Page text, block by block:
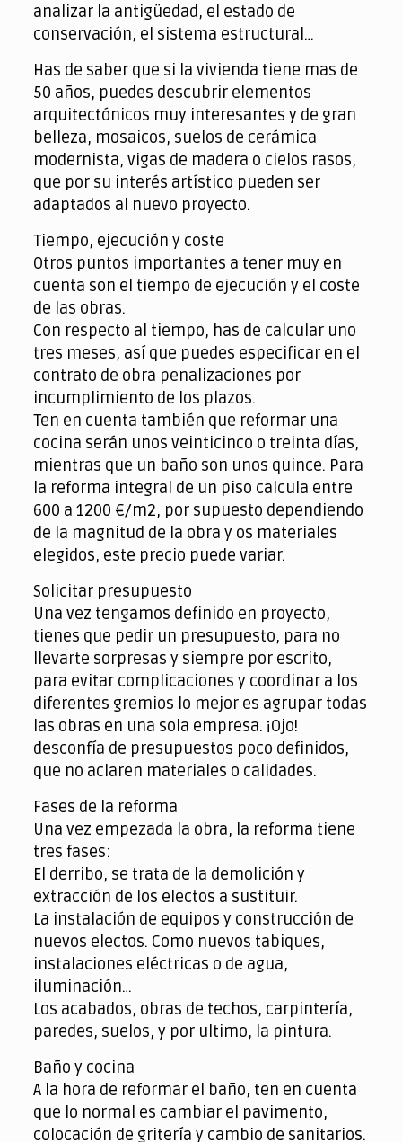
analizar la antigüedad, el estado de
conservación, el sistema estructural…
Has de saber que si la vivienda tiene mas de
50 años, puedes descubrir elementos
arquitectónicos muy interesantes y de gran
belleza, mosaicos, suelos de cerámica
modernista, vigas de madera o cielos rasos,
que por su interés artístico pueden ser
adaptados al nuevo proyecto.
Tiempo, ejecución y coste
Otros puntos importantes a tener muy en
cuenta son el tiempo de ejecución y el coste
de las obras.
Con respecto al tiempo, has de calcular uno
tres meses, así que puedes especificar en el
contrato de obra penalizaciones por
incumplimiento de los plazos.
Ten en cuenta también que reformar una
cocina serán unos veinticinco o treinta días,
mientras que un baño son unos quince. Para
la reforma integral de un piso calcula entre
600 a 1200 €/m2, por supuesto dependiendo
de la magnitud de la obra y os materiales
elegidos, este precio puede variar.
Solicitar presupuesto
Una vez tengamos definido en proyecto,
tienes que pedir un presupuesto, para no
llevarte sorpresas y siempre por escrito,
para evitar complicaciones y coordinar a los
diferentes gremios lo mejor es agrupar todas
las obras en una sola empresa. ¡Ojo!
desconfía de presupuestos poco definidos,
que no aclaren materiales o calidades.
Fases de la reforma
Una vez empezada la obra, la reforma tiene
tres fases:
El derribo, se trata de la demolición y
extracción de los electos a sustituir.
La instalación de equipos y construcción de
nuevos electos. Como nuevos tabiques,
instalaciones eléctricas o de agua,
iluminación…
Los acabados, obras de techos, carpintería,
paredes, suelos, y por ultimo, la pintura.
Baño y cocina
A la hora de reformar el baño, ten en cuenta
que lo normal es cambiar el pavimento,
colocación de gritería y cambio de sanitarios.